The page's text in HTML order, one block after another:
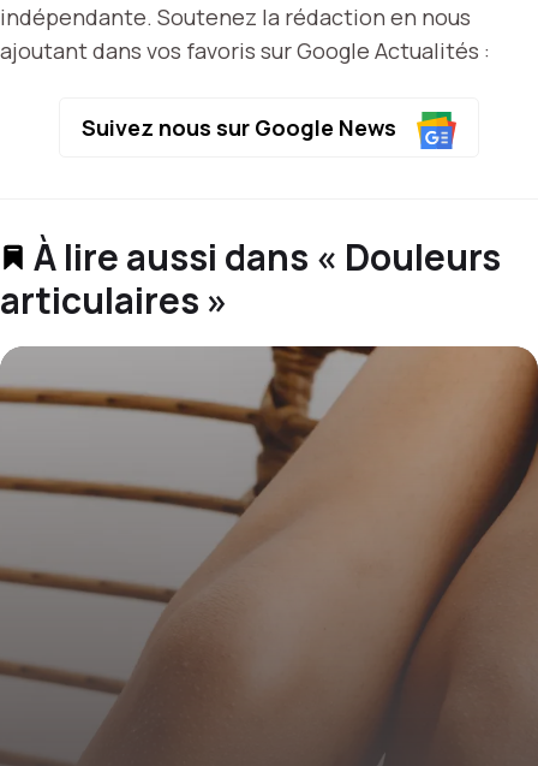
indépendante. Soutenez la rédaction en nous
ajoutant dans vos favoris sur Google Actualités :
Suivez nous sur Google News
À lire aussi dans « Douleurs
articulaires »